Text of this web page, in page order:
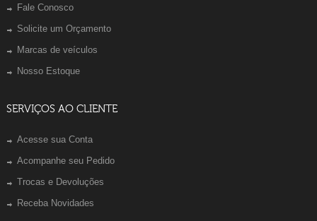
Fale Conosco
Solicite um Orçamento
Marcas de veículos
Nosso Estoque
SERVIÇOS AO CLIENTE
Acesse sua Conta
Acompanhe seu Pedido
Trocas e Devoluções
Receba Novidades